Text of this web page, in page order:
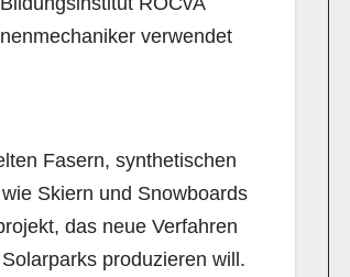
verwendet
Fasern, synthetischen
Skiern und Snowboards
das neue Verfahren
produzieren will.